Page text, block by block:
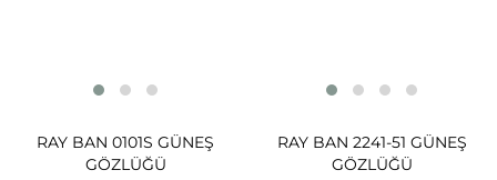
RAY BAN 0101S GÜNEŞ
GÖZLÜĞÜ
RAY BAN 2241-51 GÜNEŞ
GÖZLÜĞÜ